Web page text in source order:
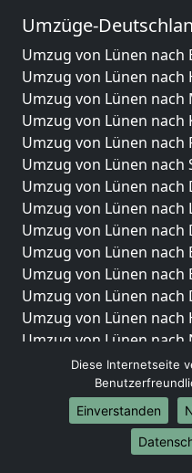
Umzüge-
Umzug von Lünen nach
Umzug von Lünen nach
Umzug von Lünen nach
Umzug von Lünen nach
Umzug von Lünen
Umzug von Lünen
Umzug von Lünen nach
Umzug von Lünen nach
Umzug von Lünen
Umzug von Lünen nach
Umzug von Lünen nach
Umzug von Lünen nach
Umzug von Lünen nach
Umzug von Lünen nach
Umzug von Lünen
Umzug von Lünen nach
Umzug von Lünen
Umzug von Lünen nach
Umzug von Lünen nach
Diese Internetseite
Einverstanden